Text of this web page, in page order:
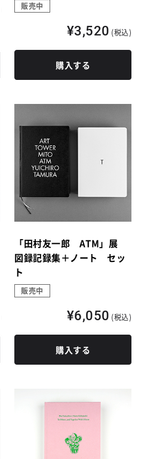
販売中
¥3,520 (税込)
購入する
「田村友一郎 ATM」展
図録記録集＋ノート セッ
ト
販売中
¥6,050 (税込)
購入する